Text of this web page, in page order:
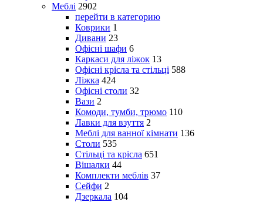
Меблі 2902
перейти в категорию
Коврики 1
Дивани 23
Офісні шафи 6
Каркаси для ліжок 13
Офісні крісла та стільці 588
Ліжка 424
Офісні столи 32
Вази 2
Комоди, тумби, трюмо 110
Лавки для взуття 2
Меблі для ванної кімнати 136
Столи 535
Стільці та крісла 651
Вішалки 44
Комплекти меблів 37
Сейфи 2
Дзеркала 104